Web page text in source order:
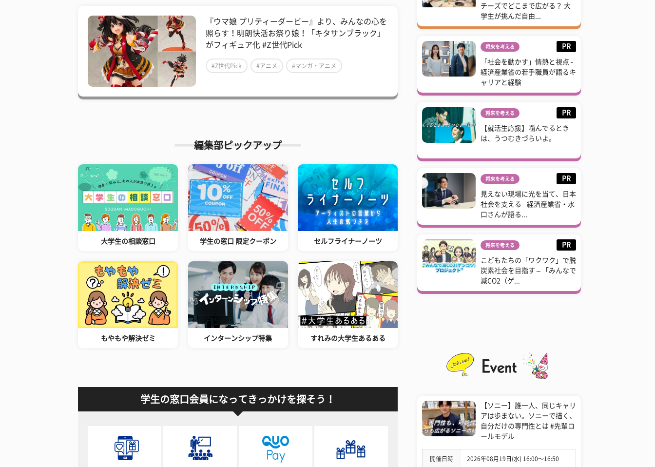
『ウマ娘 プリティーダービー』より、みんなの心を
照らす！明朗快活お祭り娘！「キタサンブラック」
がフィギュア化 #Z世代Pick
#Z世代Pick #アニメ #マンガ・アニメ
編集部ピックアップ
大学生の相談窓口 学生の窓口 限定クーポン セルフライナーノーツ
もやもや解決ゼミ インターンシップ特集 すれみの大学生あるある
学生の窓口会員になってきっかけを探そう！
チーズでどこまで広がる？ 大
学生が挑んだ自由...
将来を考える PR
「社会を動かす」情熱と視点 -
経済産業省の若手職員が語るキ
ャリアと経験
将来を考える PR
【就活生応援】噛んでるとき
は、うつむきづらいよ。
将来を考える PR
見えない現場に光を当て、日本
社会を支える - 経済産業省・水
口さんが語る...
将来を考える PR
こどもたちの「ワクワク」で脱
炭素社会を目指す – 「みんなで
減CO2（ゲ...
【ソニー】誰一人、同じキャリ
アは歩まない。ソニーで描く、
自分だけの専門性とは #先輩ロ
ールモデル
開催日時 2026年08月19日(水) 16:00〜16:50